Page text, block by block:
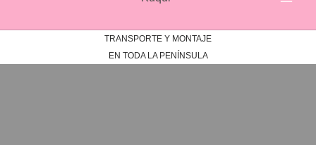
TRANSPORTE Y MONTAJE
EN TODA LA PENÍNSULA